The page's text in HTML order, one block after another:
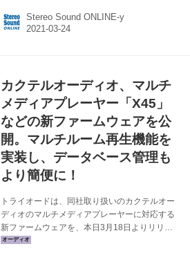
V1.53 A&futuraSE200：V1.14 ●アップデート内
容 ＜SP1000M＞ ・DACフィルターの選択オプ
追加 ・フォルダビューにブックマーク機能を追
加 ・ホーム画面にAKC...
Stereo Sound ONLINE-y
カクテルオーディオ、マルチ
メディアプレーヤー「X45」
などの新ファームウェアを公
開。マルチルーム再生機能を
実装し、データベース管理も
より簡便に！
トライオードは、同社取り扱いのカクテルオー
ディオのマルチメディアプレーヤーに対応する
新ファームウェアを、本日3月18日よりリリー
スすると発表した。新ファームによって、「マ